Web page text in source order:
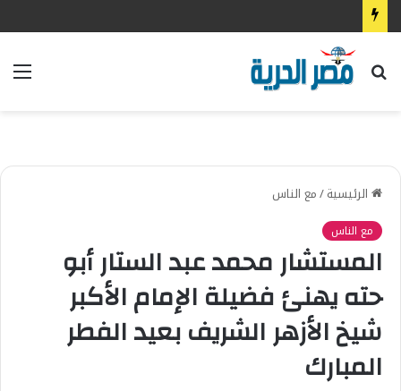
بحث
الرئيسية/مع الناس
مع الناس
المستشار محمد عبد الستار أبو
حته يهنئ فضيلة الإمام الأكبر
شيخ الأزهر الشريف بعيد الفطر
المبارك